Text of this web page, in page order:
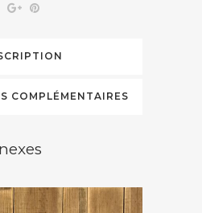
COMPLÉMENTAIRES